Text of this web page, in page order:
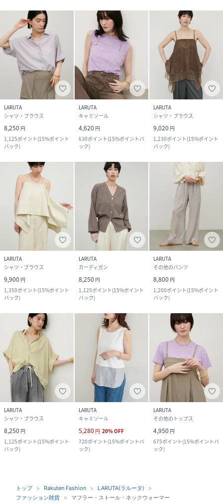
LARUTA
シャツ・ブラウス
8,250 円
1,125ポイント(15%ポイント
バック)
LARUTA
キャミソール
4,620 円
630ポイント(15%ポイントバ
ック)
LARUTA
シャツ・ブラウス
9,020 円
1,230ポイント(15%ポイント
バック)
LARUTA
シャツ・ブラウス
9,900 円
1,350ポイント(15%ポイント
バック)
LARUTA
カーディガン
8,250 円
1,125ポイント(15%ポイント
バック)
LARUTA
その他のパンツ
8,800 円
1,200ポイント(15%ポイント
バック)
LARUTA
シャツ・ブラウス
8,250 円
1,125ポイント(15%ポイント
バック)
LARUTA
キャミソール
5,280 円 20%OFF
720ポイント(15%ポイントバ
ック)
LARUTA
その他のトップス
4,950 円
675ポイント(15%ポイントバ
ック)
トップ Rakuten Fashion
LARUTA(ラルータ)
ファッション雑貨
マフラー・ストール・ネックウォーマー